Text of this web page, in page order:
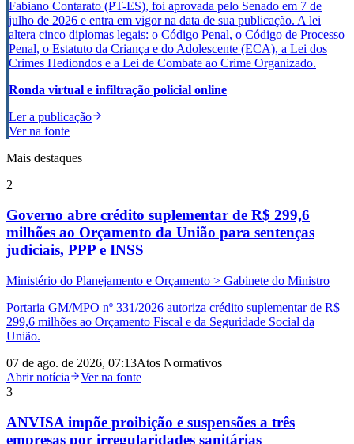
Fabiano Contarato (PT-ES), foi aprovada pelo Senado em 7 de
julho de 2026 e entra em vigor na data de sua publicação. A lei
altera cinco diplomas legais: o Código Penal, o Código de Processo
Penal, o Estatuto da Criança e do Adolescente (ECA), a Lei dos
Crimes Hediondos e a Lei de Combate ao Crime Organizado.
Ronda virtual e infiltração policial online
Ler a publicação
Ver na fonte
Mais destaques
2
Governo abre crédito suplementar de R$ 299,6
milhões ao Orçamento da União para sentenças
judiciais, PPP e INSS
Ministério do Planejamento e Orçamento > Gabinete do Ministro
Portaria GM/MPO nº 331/2026 autoriza crédito suplementar de R$
299,6 milhões ao Orçamento Fiscal e da Seguridade Social da
União.
07 de ago. de 2026, 07:13Atos Normativos
Abrir notícia
Ver na fonte
3
ANVISA impõe proibição e suspensões a três
empresas por irregularidades sanitárias